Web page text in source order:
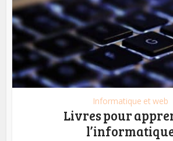
Informatique et web
Livres pour